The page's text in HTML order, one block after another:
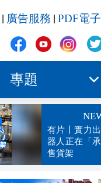
廣告服務 PDF電
專題
有片丨實力
器人正在「
售貨架